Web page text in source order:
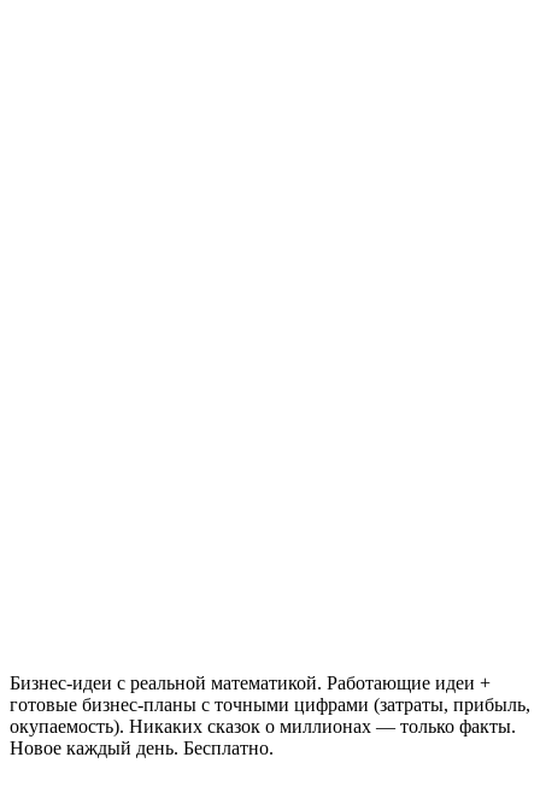
Бизнес-идеи с реальной математикой. Работающие идеи +
готовые бизнес-планы с точными цифрами (затраты, прибыль,
окупаемость). Никаких сказок о миллионах — только факты.
Новое каждый день. Бесплатно.